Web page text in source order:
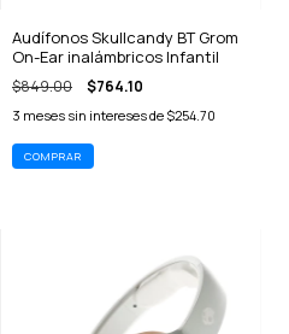
Audífonos Skullcandy BT Grom
On-Ear inalámbricos Infantil
$849.00 $764.10
3 meses sin intereses de $254.70